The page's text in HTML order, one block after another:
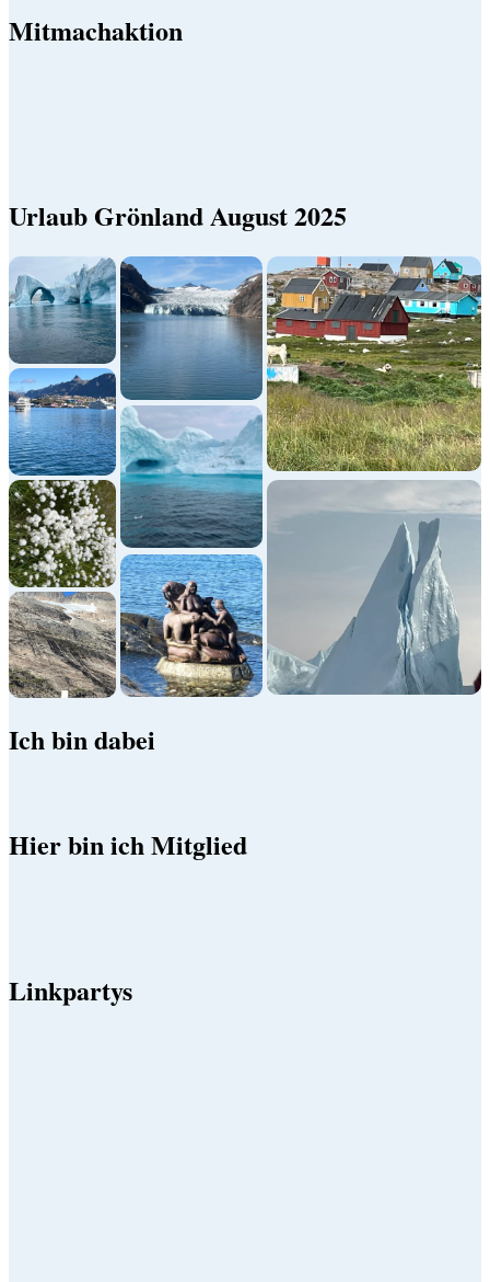
Mitmachaktion
Urlaub Grönland August 2025
Ich bin dabei
Hier bin ich Mitglied
Linkpartys